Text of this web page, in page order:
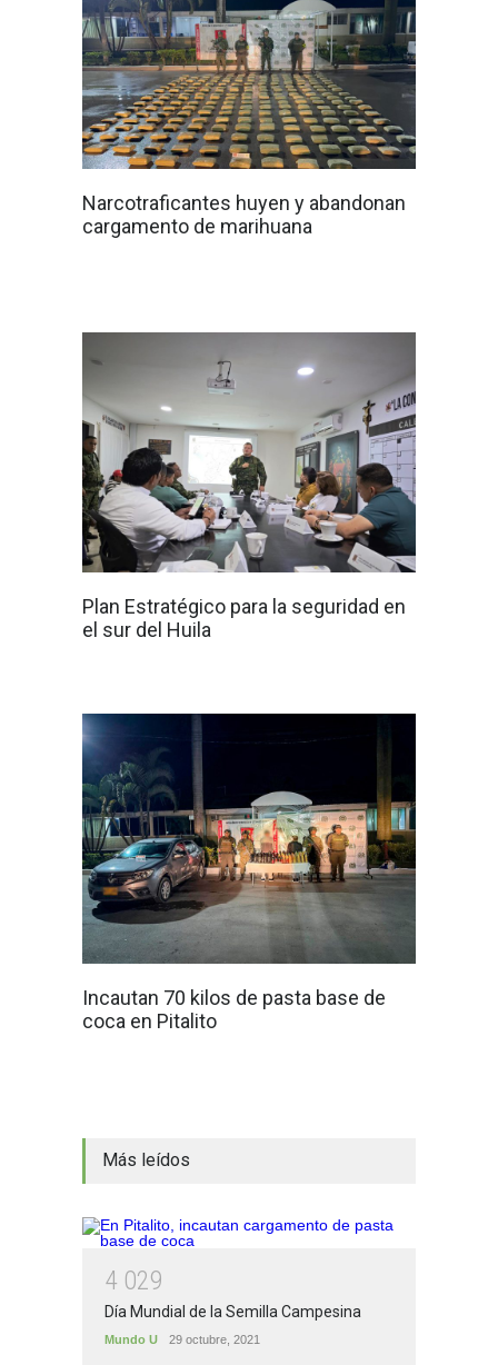
Narcotraficantes huyen y abandonan
cargamento de marihuana
Plan Estratégico para la seguridad en
el sur del Huila
Incautan 70 kilos de pasta base de
coca en Pitalito
Más leídos
4 029
Día Mundial de la Semilla Campesina
Mundo U 29 octubre, 2021